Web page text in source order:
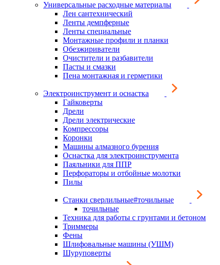
Универсальные расходные материалы
Лен сантехнический
Ленты демпферные
Ленты специальные
Монтажные профили и планки
Обезжириватели
Очистители и разбавители
Пасты и смазки
Пена монтажная и герметики
Электроинструмент и оснастка
Гайковерты
Дрели
Дрели электрические
Компрессоры
Коронки
Машины алмазного бурения
Оснастка для электроинструмента
Паяльники для ППР
Перфораторы и отбойные молотки
Пилы
Станки сверлильные#точильные
точильные
Техника для работы с грунтами и бетоном
Триммеры
Фены
Шлифовальные машины (УШМ)
Шуруповерты